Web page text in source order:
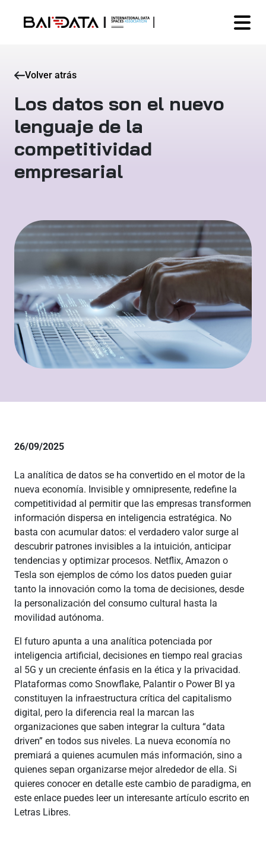
Volver atrás
Los datos son el nuevo
lenguaje de la
competitividad
empresarial
26/09/2025
La analítica de datos se ha convertido en el motor de la
nueva economía. Invisible y omnipresente, redefine la
competitividad al permitir que las empresas transformen
información dispersa en inteligencia estratégica. No
basta con acumular datos: el verdadero valor surge al
descubrir patrones invisibles a la intuición, anticipar
tendencias y optimizar procesos. Netflix, Amazon o
Tesla son ejemplos de cómo los datos pueden guiar
tanto la innovación como la toma de decisiones, desde
la personalización del consumo cultural hasta la
movilidad autónoma.
El futuro apunta a una analítica potenciada por
inteligencia artificial, decisiones en tiempo real gracias
al 5G y un creciente énfasis en la ética y la privacidad.
Plataformas como Snowflake, Palantir o Power BI ya
constituyen la infraestructura crítica del capitalismo
digital, pero la diferencia real la marcan las
organizaciones que saben integrar la cultura “data
driven” en todos sus niveles. La nueva economía no
premiará a quienes acumulen más información, sino a
quienes sepan organizarse mejor alrededor de ella. Si
quieres conocer en detalle este cambio de paradigma, en
este enlace puedes leer un interesante artículo escrito en
Letras Libres.